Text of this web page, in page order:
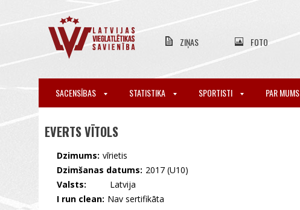
ZIŅAS FOTO
SACENSĪBAS STATISTIKA SPORTISTI PAR MUMS
EVERTS VĪTOLS
Dzimums: vīrietis
Dzimšanas datums: 2017 (U10)
Valsts:
🇱🇻 Latvija
I run clean: Nav sertifikāta